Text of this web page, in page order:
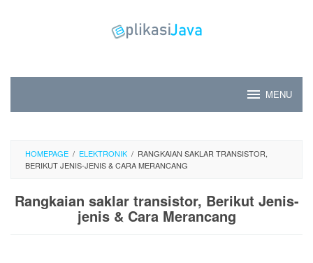
MENU
HOMEPAGE / ELEKTRONIK / RANGKAIAN SAKLAR TRANSISTOR,
BERIKUT JENIS-JENIS & CARA MERANCANG
Rangkaian saklar transistor, Berikut Jenis-
jenis & Cara Merancang